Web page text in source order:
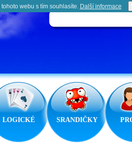
webu s tím souhlasíte. Další informace­
LOGICKÉ SRANDIČKY